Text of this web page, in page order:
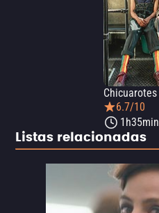
Chicuarotes
6.7/10
1h35min
Listas relacionadas